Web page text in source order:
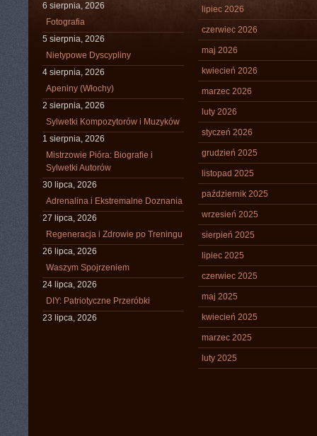
6 sierpnia, 2026
Fotografia
5 sierpnia, 2026
Nietypowe Dyscypliny
4 sierpnia, 2026
Apeniny (Włochy)
2 sierpnia, 2026
Sylwetki Kompozytorów i Muzyków
1 sierpnia, 2026
Mistrzowie Pióra: Biografie i
Sylwetki Autorów
30 lipca, 2026
Adrenalina i Ekstremalne Doznania
27 lipca, 2026
Regeneracja i Zdrowie po Treningu
26 lipca, 2026
Waszym Spojrzeniem
24 lipca, 2026
DIY: Patriotyczne Przeróbki
23 lipca, 2026
lipiec 2026
czerwiec 2026
maj 2026
kwiecień 2026
marzec 2026
luty 2026
styczeń 2026
grudzień 2025
listopad 2025
październik 2025
wrzesień 2025
sierpień 2025
lipiec 2025
czerwiec 2025
maj 2025
kwiecień 2025
marzec 2025
luty 2025